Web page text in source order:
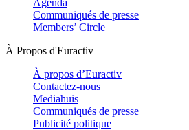
Agenda
Communiqués de presse
Members’ Circle
À Propos d'Euractiv
À propos d’Euractiv
Contactez-nous
Mediahuis
Communiqués de presse
Publicité politique